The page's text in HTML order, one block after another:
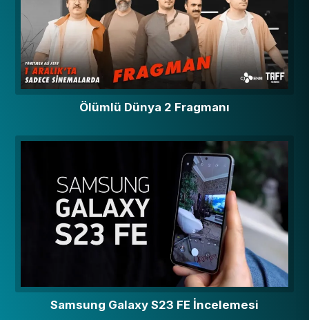
Ölümlü Dünya 2 Fragmanı
Samsung Galaxy S23 FE İncelemesi